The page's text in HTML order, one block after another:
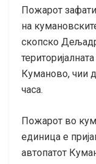
Пожарот
на
скопско
Куманово, чии
часа.
Пожарот во
единица е
автопатот